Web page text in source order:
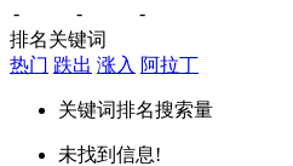
-
-
-
排名关键词
热门 跌出 涨入 阿拉丁
关键词排名搜索量
未找到信息!